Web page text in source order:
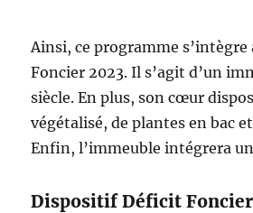
Ainsi, ce programme s’intègre
Foncier 2023. Il s’agit d’un
siècle. En plus, son cœur
végétalisé, de plantes en bac
Enfin, l’immeuble intégrera
Dispositif Déficit